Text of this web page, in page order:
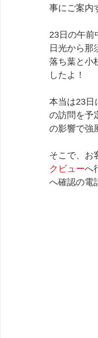
事にご案内
23日の午前
日光から那
落ち葉と小
したよ！
本当は23日
の訪問を予
の影響で強
そこで、お
クビューへ
へ確認の電